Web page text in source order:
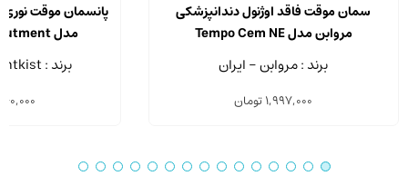
سمان موقت فاقد اوژنول دندانپزشکی
مروابن مدل Tempo Cem NE
برند : مروابن - ایران
1,997,000تومان
پانسمان موقت
مدل Quicks Flow Abutment
برند : Dentkist - کره جنوبی